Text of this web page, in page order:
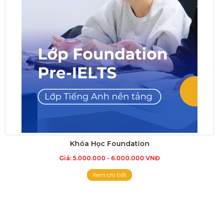
Khóa Học Foundation
Giá: 5.000.000 - 6.000.000 VNĐ
Xem chi tiết